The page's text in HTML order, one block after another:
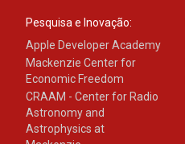
Pesquisa e Inovação:
Apple Developer Academy
Mackenzie Center for
Economic Freedom
CRAAM - Center for Radio
Astronomy and
Astrophysics at